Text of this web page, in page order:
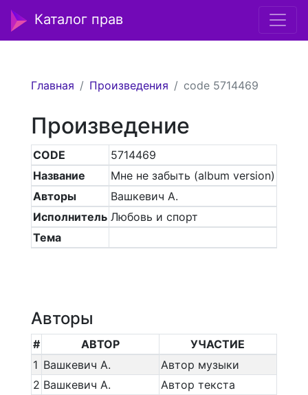
Каталог прав
Главная Произведения code 5714469
Произведение
CODE
5714469
Название
Мне не забыть (album version)
Авторы
Вашкевич А.
Исполнитель Любовь и спорт
Тема
Авторы
# АВТОР
УЧАСТИЕ
1 Вашкевич А.
Автор музыки
2 Вашкевич А. Автор текста